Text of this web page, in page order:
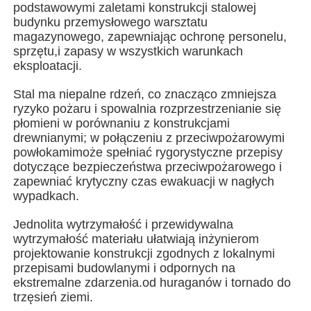
O nas
Kontrola jakości
Skontaktuj się z nami
Wszystkie przypadki
Poprosić o wycenę
podstawowymi zaletami konstrukcji stalowej
budynku przemysłowego warsztatu
magazynowego, zapewniając ochronę personelu,
sprzętu,i zapasy w wszystkich warunkach
eksploatacji.
Stal ma niepalne rdzeń, co znacząco zmniejsza
ryzyko pożaru i spowalnia rozprzestrzenianie się
płomieni w porównaniu z konstrukcjami
drewnianymi; w połączeniu z przeciwpożarowymi
powłokamimoże spełniać rygorystyczne przepisy
dotyczące bezpieczeństwa przeciwpożarowego i
zapewniać krytyczny czas ewakuacji w nagłych
wypadkach.
Jednolita wytrzymałość i przewidywalna
wytrzymałość materiału ułatwiają inżynierom
projektowanie konstrukcji zgodnych z lokalnymi
przepisami budowlanymi i odpornych na
ekstremalne zdarzenia.od huraganów i tornado do
trzęsień ziemi.